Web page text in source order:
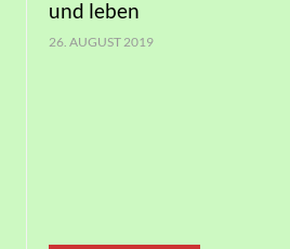
und leben
26. AUGUST 2019